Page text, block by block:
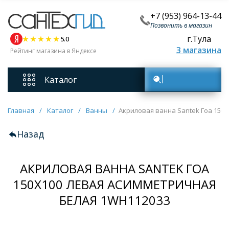
+7 (953) 964-13-44
Позвонить в магазин
5.0
Рейтинг магазина в Яндексе
г.Тула
3 магазина
Каталог
Смесители
Унитазы
Мебель для ванных комнат
Главная / Каталог / Ванны / Акриловая ванна Santek Гоа
Назад
АКРИЛОВАЯ ВАННА SANTEK ГОА
150Х100 ЛЕВАЯ АСИММЕТРИЧНАЯ
БЕЛАЯ 1WH112033